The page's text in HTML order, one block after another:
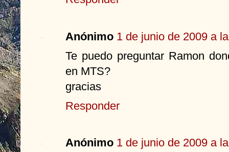
Anónimo 1 de junio de 2009 a
Te puedo preguntar Ramon
en MTS?
gracias
Responder
Anónimo 1 de junio de 2009 a